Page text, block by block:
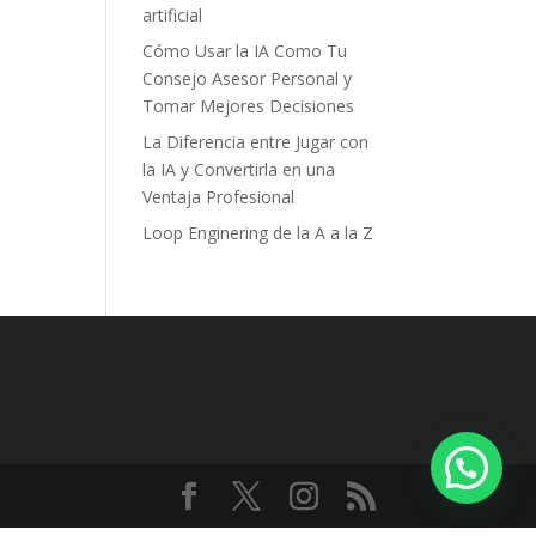
artificial
Cómo Usar la IA Como Tu
Consejo Asesor Personal y
Tomar Mejores Decisiones
La Diferencia entre Jugar con
la IA y Convertirla en una
Ventaja Profesional
Loop Enginering de la A a la Z